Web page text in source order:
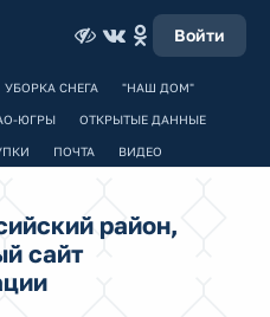
Войти
УБОРКА СНЕГА "НАШ ДОМ"
ЮГРЫ ОТКРЫТЫЕ ДАННЫЕ
ПОЧТА ВИДЕО
район,
сайт